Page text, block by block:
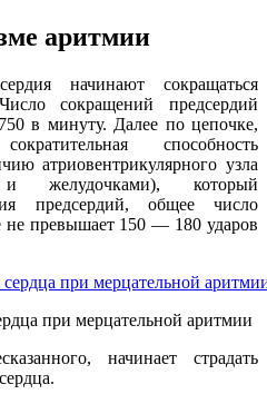
аритмии
начинают сокращаться
сокращений предсердий
в минуту. Далее по цепочке,
способность
атриовентрикулярного узла
желудочками), который
предсердий, общее число
превышает 150 — 180 ударов
при мерцательной аритмии
начинает страдать